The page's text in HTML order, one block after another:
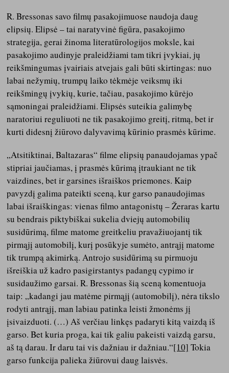
R. Bressonas savo filmų pasakojimuose naudoja daug
elipsių. Elipsė – tai naratyvinė figūra, pasakojimo
strategija, gerai žinoma literatūrologijos moksle, kai
pasakojimo audinyje praleidžiami tam tikri įvykiai, jų
reikšmingumas įvairiais atvejais gali būti skirtingas: nuo
labai nežymių, trumpų laiko tėkmėje veiksmų iki
reikšmingų įvykių, kurie, tačiau, pasakojimo kūrėjo
sąmoningai praleidžiami. Elipsės suteikia galimybę
naratoriui reguliuoti ne tik pasakojimo greitį, ritmą, bet ir
kurti didesnį žiūrovo dalyvavimą kūrinio prasmės kūrime.
„Atsitiktinai, Baltazaras“ filme elipsių panaudojamas ypač
stipriai jaučiamas, į prasmės kūrimą įtraukiant ne tik
vaizdines, bet ir garsines išraiškos priemones. Kaip
pavyzdį galima pateikti sceną, kur garso panaudojimas
labai išraiškingas: vienas filmo antagonistų – Žeraras kartu
su bendrais piktybiškai sukelia dviejų automobilių
susidūrimą, filme matome greitkeliu pravažiuojantį tik
pirmąjį automobilį, kurį posūkyje sumėto, antrąjį matome
tik trumpą akimirką. Antrojo susidūrimą su pirmuoju
išreiškia už kadro pasigirstantys padangų cypimo ir
susidaužimo garsai. R. Bressonas šią sceną komentuoja
taip: „kadangi jau matėme pirmąjį (automobilį), nėra tikslo
rodyti antrąjį, man labiau patinka leisti žmonėms jį
įsivaizduoti. (…) Aš verčiau linkęs padaryti kitą vaizdą iš
garso. Bet kuria proga, kai tik galiu pakeisti vaizdą garsu,
aš tą darau. Ir daru tai vis dažniau ir dažniau.“[10] Tokia
garso funkcija palieka žiūrovui daug laisvės.